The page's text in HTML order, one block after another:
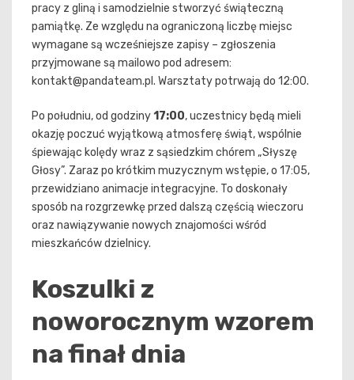
pracy z gliną i samodzielnie stworzyć świąteczną
pamiątkę. Ze względu na ograniczoną liczbę miejsc
wymagane są wcześniejsze zapisy – zgłoszenia
przyjmowane są mailowo pod adresem:
kontakt@pandateam.pl . Warsztaty potrwają do 12:00.
Po południu, od godziny17:00, uczestnicy będą mieli
okazję poczuć wyjątkową atmosferę świąt, wspólnie
śpiewając kolędy wraz z sąsiedzkim chórem „Słyszę
Głosy”. Zaraz po krótkim muzycznym wstępie, o 17:05,
przewidziano animacje integracyjne. To doskonały
sposób na rozgrzewkę przed dalszą częścią wieczoru
oraz nawiązywanie nowych znajomości wśród
mieszkańców dzielnicy.
Koszulki z
noworocznym wzorem
na finał dnia